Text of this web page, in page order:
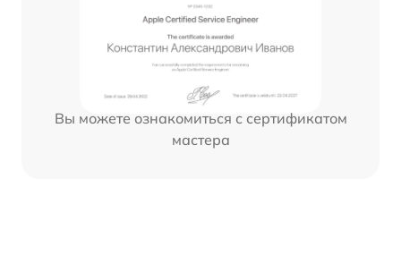
Вы можете ознакомиться с сертификатом
мастера